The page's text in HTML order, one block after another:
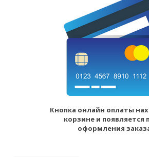
Кнопка онлайн оплаты
корзине и появляется
оформления